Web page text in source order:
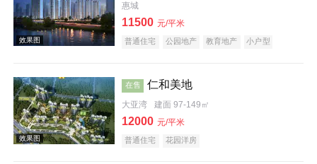
效果图
惠城
11500 元/平米
普通住宅 公园地产 教育地产 小户型
在售 仁和美地
大亚湾 建面 97-149㎡
12000 元/平米
普通住宅 花园洋房